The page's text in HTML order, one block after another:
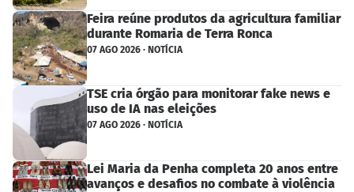
Feira reúne produtos da agricultura familiar
durante Romaria de Terra Ronca
07 AGO 2026 · NOTÍCIA
TSE cria órgão para monitorar fake news e
uso de IA nas eleições
07 AGO 2026 · NOTÍCIA
Lei Maria da Penha completa 20 anos entre
avanços e desafios no combate à violência